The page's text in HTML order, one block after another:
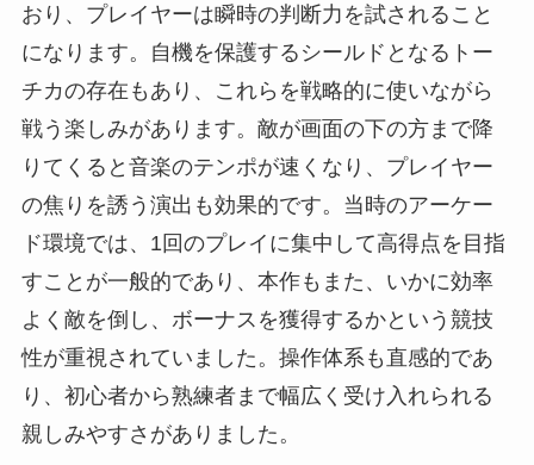
おり、プレイヤーは瞬時の判断力を試されること
になります。自機を保護するシールドとなるトー
チカの存在もあり、これらを戦略的に使いながら
戦う楽しみがあります。敵が画面の下の方まで降
りてくると音楽のテンポが速くなり、プレイヤー
の焦りを誘う演出も効果的です。当時のアーケー
ド環境では、1回のプレイに集中して高得点を目指
すことが一般的であり、本作もまた、いかに効率
よく敵を倒し、ボーナスを獲得するかという競技
性が重視されていました。操作体系も直感的であ
り、初心者から熟練者まで幅広く受け入れられる
親しみやすさがありました。